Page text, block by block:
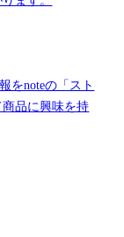
をnoteの「スト
品に興味を持